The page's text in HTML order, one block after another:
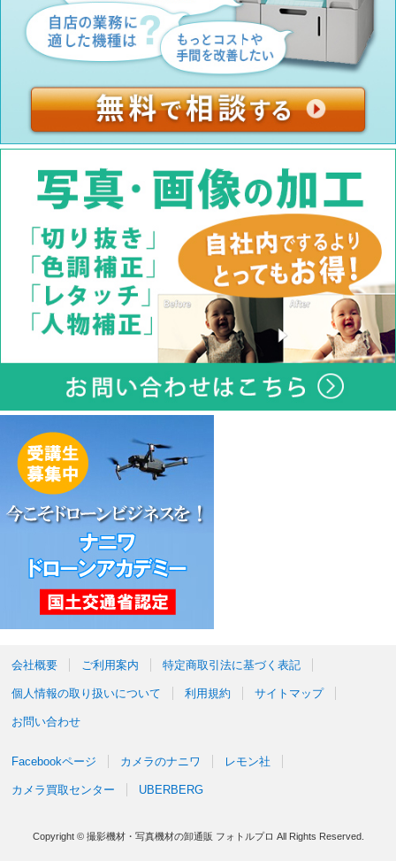
会社概要 ご利用案内 特定商取引法に基づく表記
個人情報の取り扱いについて 利用規約 サイトマップ
お問い合わせ
Facebookページ カメラのナニワ レモン社
カメラ買取センター UBERBERG
Copyright © 撮影機材・写真機材の卸通販 フォトルプロ All Rights Reserved.